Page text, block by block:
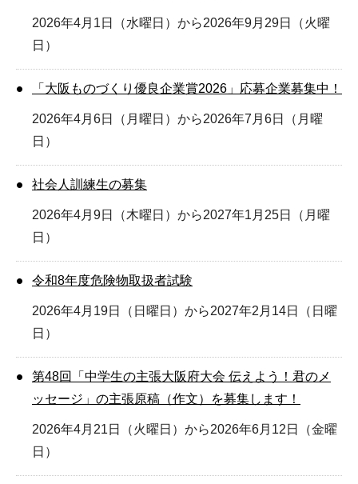
2026年4月1日（水曜日）から2026年9月29日（火曜
日）
「大阪ものづくり優良企業賞2026」応募企業募集中！
2026年4月6日（月曜日）から2026年7月6日（月曜
日）
社会人訓練生の募集
2026年4月9日（木曜日）から2027年1月25日（月曜
日）
令和8年度危険物取扱者試験
2026年4月19日（日曜日）から2027年2月14日（日曜
日）
第48回「中学生の主張大阪府大会 伝えよう！君のメ
ッセージ」の主張原稿（作文）を募集します！
2026年4月21日（火曜日）から2026年6月12日（金曜
日）